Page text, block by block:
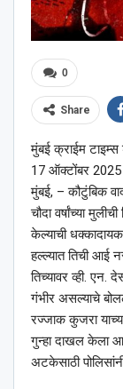
0
Share
मुंबई क्राईम टाइम्स
17 ऑक्टोंबर 2025
मुंबई, – कौटुंबिक
चौदा वर्षांच्या
केल्याची
हल्ल्यात तिची आई
तिच्यावर व्ही. एन.
गंभीर असल्याचे
रज्जाक कुजरा
गुन्हा दाखल केला
अटकेसाठी